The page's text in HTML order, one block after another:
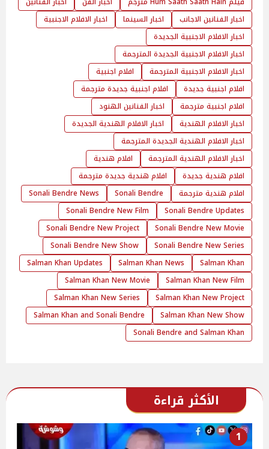
اخبار الفنانين الاجانب
اخبار السينما
اخبار الافلام الاجنبية
اخبار الافلام الاجنبية الجديدة
اخبار الافلام الاجنبية الجديدة المترجمة
اخبار الافلام الاجنبية المترجمة
افلام اجنبية
افلام اجنبية جديدة
افلام اجنبية جديدة مترجمة
افلام اجنبية مترجمة
اخبار الفنانين الهنود
اخبار الافلام الهندية
اخبار الافلام الهندية الجديدة
اخبار الافلام الهندية الجديدة المترجمة
اخبار الافلام الهندية المترجمة
افلام هندية
افلام هندية جديدة
افلام هندية جديدة مترجمة
افلام هندية مترجمة
Sonali Bendre
Sonali Bendre News
Sonali Bendre Updates
Sonali Bendre New Film
Sonali Bendre New Movie
Sonali Bendre New Project
Sonali Bendre New Series
Sonali Bendre New Show
Salman Khan
Salman Khan News
Salman Khan Updates
Salman Khan New Film
Salman Khan New Movie
Salman Khan New Project
Salman Khan New Series
Salman Khan New Show
Salman Khan and Sonali Bendre
Sonali Bendre and Salman Khan
الأكثر قراءة
1